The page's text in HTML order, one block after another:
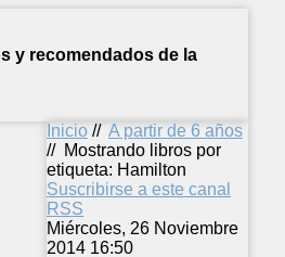
y recomendados de la
Inicio // A partir de 6 años
// Mostrando libros por
etiqueta: Hamilton
Suscribirse a este canal
RSS
Miércoles, 26 Noviembre
2014 16:50